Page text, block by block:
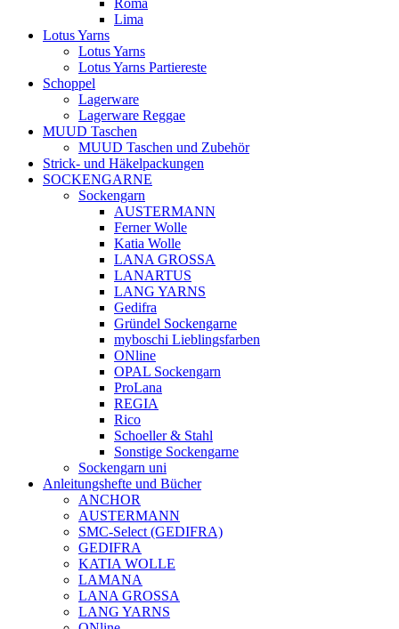
Roma
Lima
Lotus Yarns
Lotus Yarns
Lotus Yarns Partiereste
Schoppel
Lagerware
Lagerware Reggae
MUUD Taschen
MUUD Taschen und Zubehör
Strick- und Häkelpackungen
SOCKENGARNE
Sockengarn
AUSTERMANN
Ferner Wolle
Katia Wolle
LANA GROSSA
LANARTUS
LANG YARNS
Gedifra
Gründel Sockengarne
myboschi Lieblingsfarben
ONline
OPAL Sockengarn
ProLana
REGIA
Rico
Schoeller & Stahl
Sonstige Sockengarne
Sockengarn uni
Anleitungshefte und Bücher
ANCHOR
AUSTERMANN
SMC-Select (GEDIFRA)
GEDIFRA
KATIA WOLLE
LAMANA
LANA GROSSA
LANG YARNS